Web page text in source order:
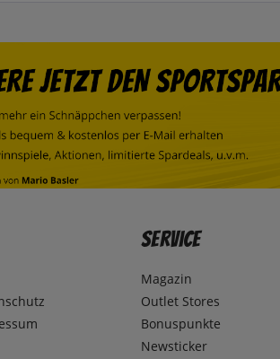
Service
Magazin
Outlet Stores
Bonuspunkte
Newsticker